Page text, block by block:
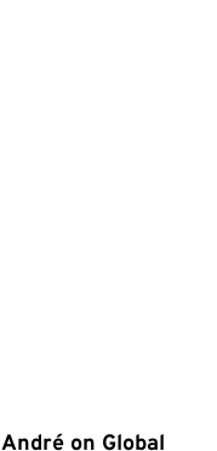
André on Global